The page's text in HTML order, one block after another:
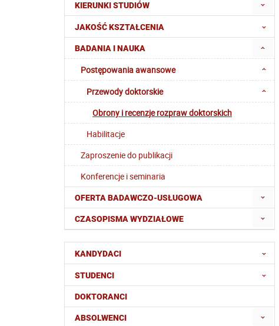
KIERUNKI STUDIÓW
JAKOŚĆ KSZTAŁCENIA
BADANIA I NAUKA
Postępowania awansowe
Przewody doktorskie
Obrony i recenzje rozpraw doktorskich
Habilitacje
Zaproszenie do publikacji
Konferencje i seminaria
OFERTA BADAWCZO-USŁUGOWA
CZASOPISMA WYDZIAŁOWE
KANDYDACI
STUDENCI
DOKTORANCI
ABSOLWENCI